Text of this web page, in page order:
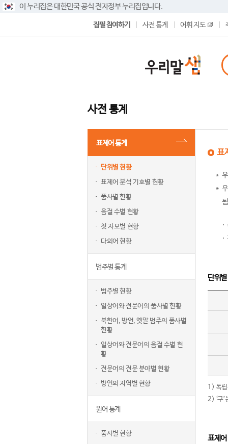
이 누리집은 대한민국 공식 전자정부 누리집입니다.
집필 참여하기 사전 통계 어휘 지도
사전 통계
표제어 통계
단위별 현황
표제어 분석 기호별 현황
품사별 현황
음절 수별 현황
첫 자모별 현황
다의어 현황
범주별 통계
범주별 현황
일상어와 전문어의 품사별 현황
북한어, 방언, 옛말 범주의 품사별
현황
일상어와 전문어의 음절 수별 현
황
전문어의 전문 분야별 현황
방언의 지역별 현황
원어 통계
품사별 현황
표
단위
1) 독립
2) ‘구
표제